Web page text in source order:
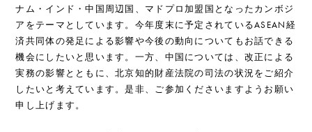
ナム・インド・中国周辺国、マドプロ加盟国となったカンボジ
アをテーマとしています。今年度末に予定されているASEAN経
済共同体の発足による影響や今後の動向についてもお話できる
機会にしたいと思います。一方、中国については、改正による
実務の影響とともに、北京知的財産法院の司法の状況をご紹介
したいと考えています。是非、ご参加くださいますようお願い
申し上げます。